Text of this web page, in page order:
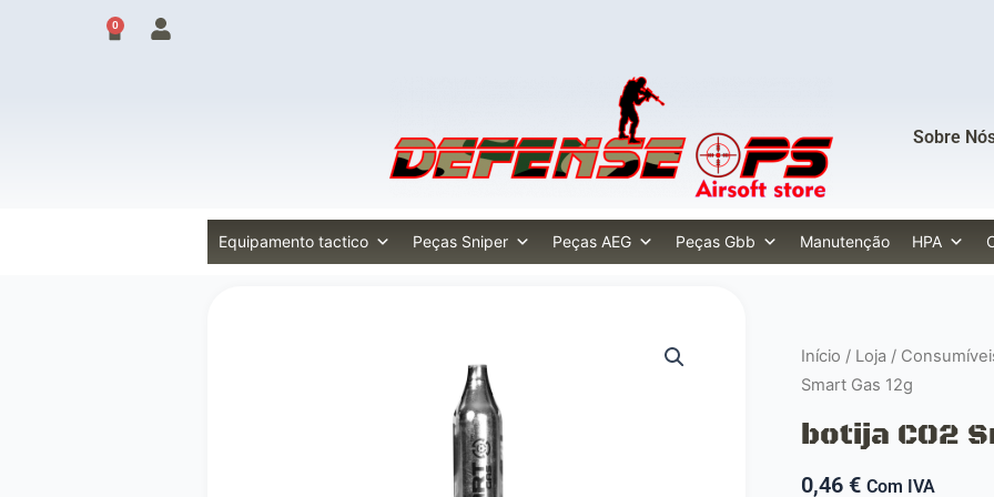
0
Cart
Sobre
Equipamento tactico Peças Sniper Peças AEG Peças Gbb Manutenção HPA
Início / Loja /
Smart Gas 12g
botija CO2
0,46 € Com IVA